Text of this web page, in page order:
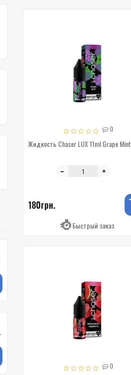
0
Жидкость Chaser LUX 11ml Grape Mint
180грн.
Быстрый заказ
0